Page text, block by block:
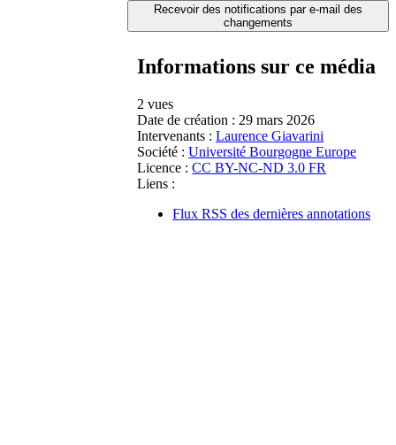
Recevoir des notifications par e-mail des
changements
Informations sur ce média
2 vues
Date de création : 29 mars 2026
Intervenants : Laurence Giavarini
Société : Université Bourgogne Europe
Licence : CC BY-NC-ND 3.0 FR
Liens :
Flux RSS des dernières annotations